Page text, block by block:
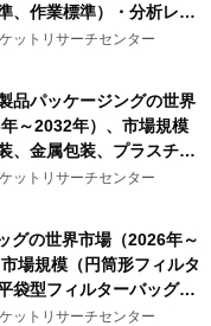
、作業標準）・分析レポ
ットリサーチセンター
品パッケージングの世界
～2032年）、市場規模
、金属包装、プラスチッ
他）・分析レポートを発
ットリサーチセンター
グの世界市場（2026年～
場規模（円筒形フィルタ
袋型フィルターバッグ、
ルターバッグ、その
ットリサーチセンター